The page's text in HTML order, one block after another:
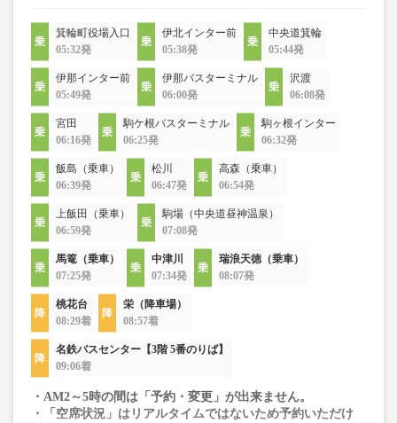
箕輪町役場入口
05:32発
伊北インター前
05:38発
中央道箕輪
05:44発
伊那インター前
05:49発
伊那バスターミナル
06:00発
沢渡
06:08発
宮田
06:16発
駒ケ根バスターミナル
06:25発
駒ヶ根インター
06:32発
飯島（乗車）
06:39発
松川
06:47発
高森（乗車）
06:54発
上飯田（乗車）
06:59発
駒場（中央道昼神温泉）
07:08発
馬篭（乗車）
07:25発
中津川
07:34発
瑞浪天徳（乗車）
08:07発
桃花台
08:29着
栄（降車場）
08:57着
名鉄バスセンター【3階 5番のりば】
09:06着
・AM2～5時の間は「予約・変更」が出来ません。
・「空席状況」はリアルタイムではないため予約いただけ